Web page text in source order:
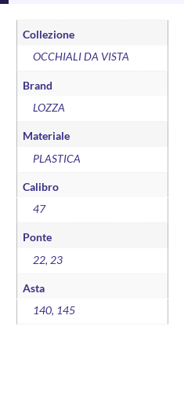
Collezione
OCCHIALI DA VISTA
Brand
LOZZA
Materiale
PLASTICA
Calibro
47
Ponte
22, 23
Asta
140, 145